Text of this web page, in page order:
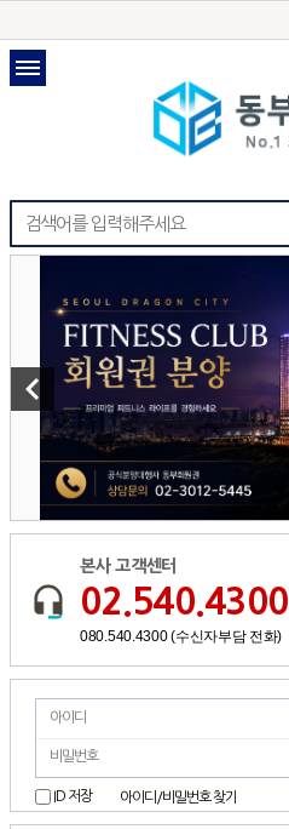
keyboard_arrow_left
본사 고객센터
02.540.4300
080.540.4300 (수신자부담 전화)
ID 저장 아이디/비밀번호 찾기